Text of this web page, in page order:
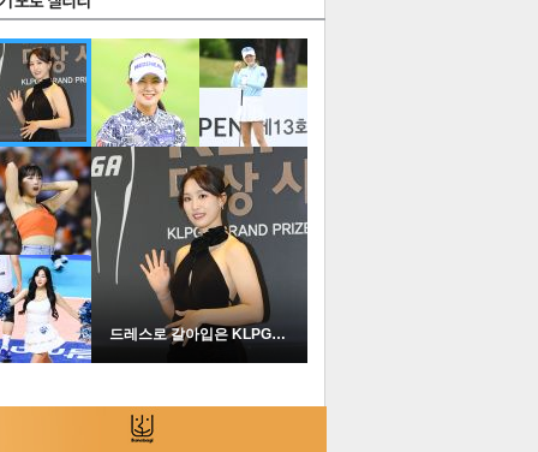
본 뉴스
스포츠 포토
드레스로 갈아입은 KLPGA …